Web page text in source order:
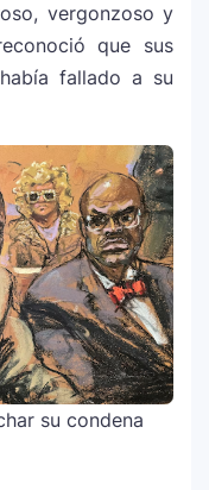
Victoria
su situación
le gusta
México
TiRAR MáS
mejor vestido
con un
fuerzas
vergonzoso y
que sus
fallado a su
su condena